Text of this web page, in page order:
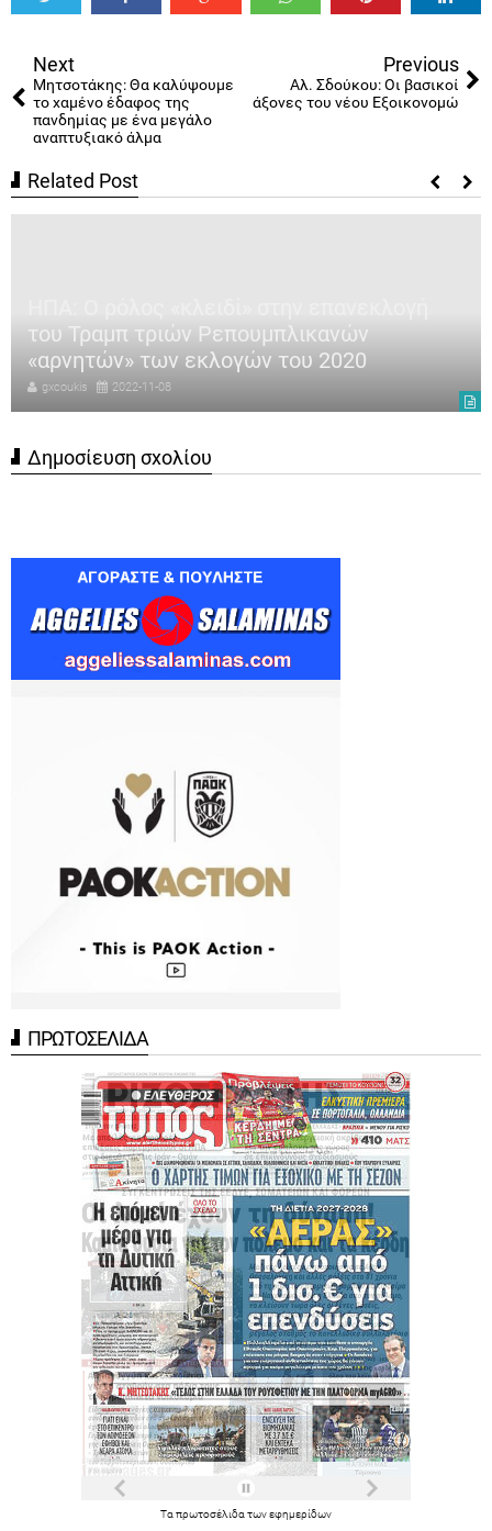
Next
Μητσοτάκης: Θα καλύψουμε
το χαμένο έδαφος της
πανδημίας με ένα μεγάλο
αναπτυξιακό άλμα
Previous
Αλ. Σδούκου: Οι βασικοί
άξονες του νέου Εξοικονομώ
Related Post
του Τραμπ τριών Ρεπουμπλικανών
«αρνητών» των εκλογών του 2020
gxcoukis 2022-11-08
Δημοσίευση σχολίου
ΠΡΩΤΟΣΕΛΙΔΑ
Τα πρωτοσέλιδα τωνεφημερίδων